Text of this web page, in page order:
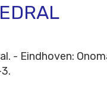
- Eindhoven: